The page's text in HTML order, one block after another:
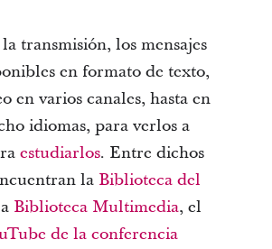
transmisión, los mensajes
en formato de texto,
en varios canales, hasta en
idiomas, para verlos a
estudiarlos. Entre dichos
la Biblioteca del
Biblioteca Multimedia, el
de la conferencia